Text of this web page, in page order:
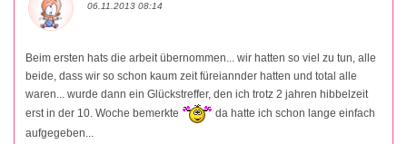
06.11.2013 08:14
Beim ersten hats die arbeit übernommen... wir hatten so viel zu tun, alle
beide, dass wir so schon kaum zeit füreiannder hatten und total alle
waren... wurde dann ein Glückstreffer, den ich trotz 2 jahren hibbelzeit
erst in der 10. Woche bemerkte
da hatte ich schon lange einfach
aufgegeben...